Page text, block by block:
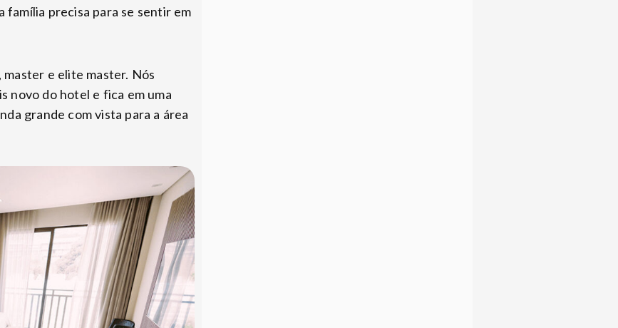
família precisa para se sentir em
e elite master. Nós
novo do hotel e fica em uma
grande com vista para a área